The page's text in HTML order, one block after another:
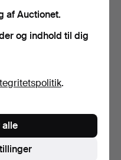
tin, i form af en
hammerslag 16 apr
af Auctionet.
og indhold til dig
.